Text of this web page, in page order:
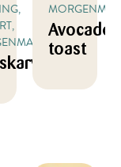
MORGENMAD
Avocado
toast